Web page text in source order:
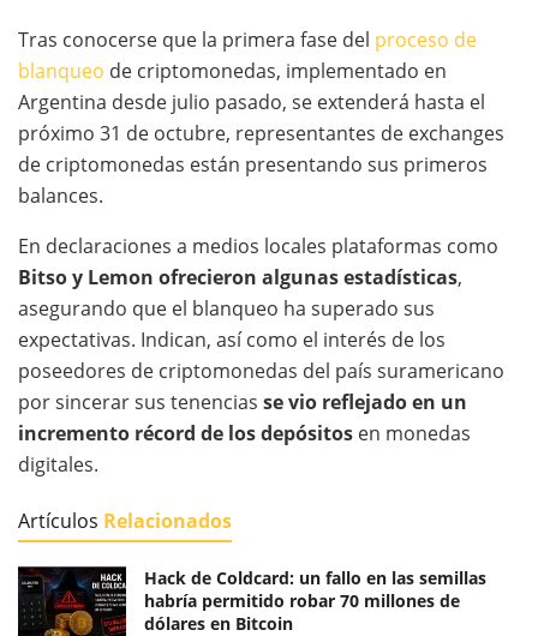
Tras conocerse que la primera fase del proceso de
blanqueo de criptomonedas, implementado en
Argentina desde julio pasado, se extenderá hasta el
próximo 31 de octubre, representantes de exchanges
de criptomonedas están presentando sus primeros
balances.
En declaraciones a medios locales plataformas como
Bitso y Lemon ofrecieron algunas estadísticas,
asegurando que el blanqueo ha superado sus
expectativas. Indican, así como el interés de los
poseedores de criptomonedas del país suramericano
por sincerar sus tenencias se vio reflejado en un
incremento récord de los depósitos en monedas
digitales.
Artículos Relacionados
Hack de Coldcard: un fallo en las semillas
habría permitido robar 70 millones de
dólares en Bitcoin